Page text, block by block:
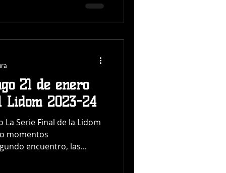
21 de enero
2023-24
Serie Final de la Lidom
momentos
encuentro, las...